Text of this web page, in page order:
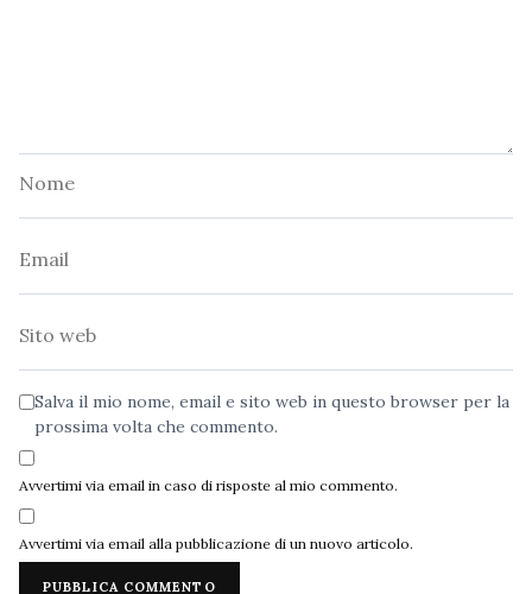
Salva il mio nome, email e sito web in questo browser per la
prossima volta che commento.
Avvertimi via email in caso di risposte al mio commento.
Avvertimi via email alla pubblicazione di un nuovo articolo.